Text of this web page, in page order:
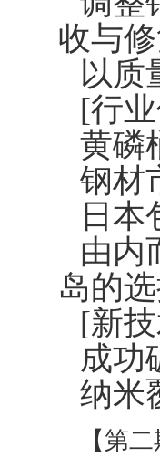
收与
以质
[行
黄磷
钢材
日本
由内
岛的
[新
成功
纳米
【第